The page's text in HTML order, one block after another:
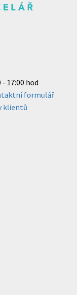
- 17:00 hod
formulář
klientů